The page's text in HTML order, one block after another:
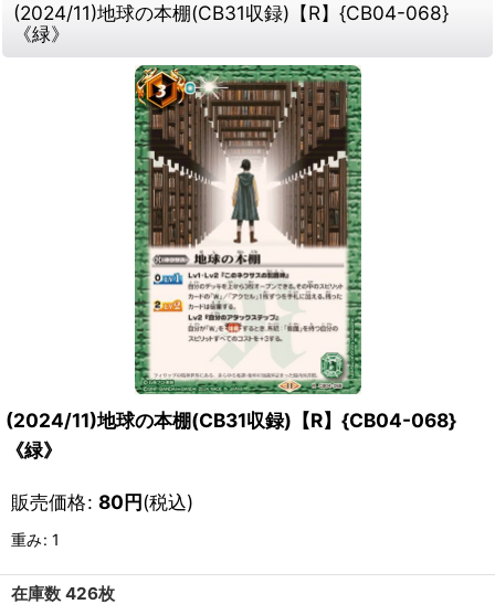
(2024/11)地球の本棚(CB31収録)【R】{CB04-068}
《緑》
(2024/11)地球の本棚(CB31収録)【R】{CB04-068}
《緑》
販売価格: 80円(税込)
重み: 1
在庫数 426枚